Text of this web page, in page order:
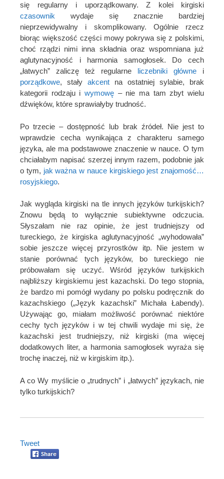
się regularny i uporządkowany. Z kolei kirgiski
czasownik wydaje się znacznie bardziej
nieprzewidywalny i skomplikowany. Ogólnie rzecz
biorąc większość części mowy pokrywa się z polskimi,
choć rządzi nimi inna składnia oraz wspomniana już
aglutynacyjność i harmonia samogłosek. Do cech
„łatwych” zaliczę też regularne liczebniki główne i
porządkowe, stały akcent na ostatniej sylabie, brak
kategorii rodzaju i wymowę – nie ma tam zbyt wielu
dźwięków, które sprawiałyby trudność.
Po trzecie – dostępność lub brak źródeł. Nie jest to
wprawdzie cecha wynikająca z charakteru samego
języka, ale ma podstawowe znaczenie w nauce. O tym
chciałabym napisać szerzej innym razem, podobnie jak
o tym, jak ważna w nauce kirgiskiego jest znajomość…
rosyjskiego.
Jak wygląda kirgiski na tle innych języków turkijskich?
Znowu będą to wyłącznie subiektywne odczucia.
Słyszałam nie raz opinie, że jest trudniejszy od
tureckiego, że kirgiska aglutynacyjność „wyhodowała”
sobie jeszcze więcej przyrostków itp. Nie jestem w
stanie porównać tych języków, bo tureckiego nie
próbowałam się uczyć. Wśród języków turkijskich
najbliższy kirgiskiemu jest kazachski. Do tego stopnia,
że bardzo mi pomógł wydany po polsku podręcznik do
kazachskiego („Język kazachski” Michała Łabendy).
Używając go, miałam możliwość porównać niektóre
cechy tych języków i w tej chwili wydaje mi się, że
kazachski jest trudniejszy, niż kirgiski (ma więcej
dodatkowych liter, a harmonia samogłosek wyraża się
trochę inaczej, niż w kirgiskim itp.).
A co Wy myślicie o „trudnych” i „łatwych” językach, nie
tylko turkijskich?
Tweet